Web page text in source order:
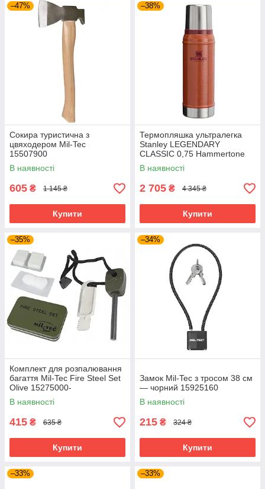
–47%
Сокира туристична з
цвяходером Mil-Tec
15507900
В наявності
605 ₴ 1 145 ₴
Купити
–38%
Термопляшка ультралегка
Stanley LEGENDARY
CLASSIC 0,75 Hammertone
Clay 10-01612-065
В наявності
2 705 ₴ 4 345 ₴
Купити
–35%
Комплект для розпалювання
багаття Mil-Tec Fire Steel Set
Olive 15275000-
В наявності
415 ₴ 635 ₴
Купити
–34%
Замок Mil-Tec з тросом 38 см
— чорний 15925160
В наявності
215 ₴ 324 ₴
Купити
–33% –33%